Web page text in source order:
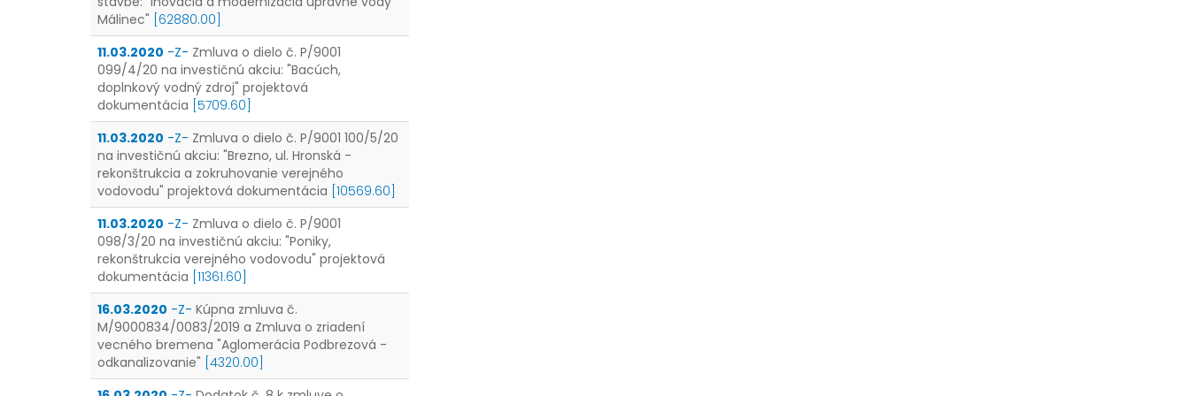
Málinec" [62880.00]
11.03.2020 -Z- Zmluva o dielo č. P/9001
099/4/20 na investičnú akciu: "Bacúch,
doplnkový vodný zdroj" projektová
dokumentácia [5709.60]
11.03.2020 -Z- Zmluva o dielo č. P/9001 100/5/20
na investičnú akciu: "Brezno, ul. Hronská -
rekonštrukcia a zokruhovanie verejného
vodovodu" projektová dokumentácia [10569.60]
11.03.2020 -Z- Zmluva o dielo č. P/9001
098/3/20 na investičnú akciu: "Poniky,
rekonštrukcia verejného vodovodu" projektová
dokumentácia [11361.60]
16.03.2020 -Z- Kúpna zmluva č.
M/9000834/0083/2019 a Zmluva o zriadení
vecného bremena "Aglomerácia Podbrezová -
odkanalizovanie" [4320.00]